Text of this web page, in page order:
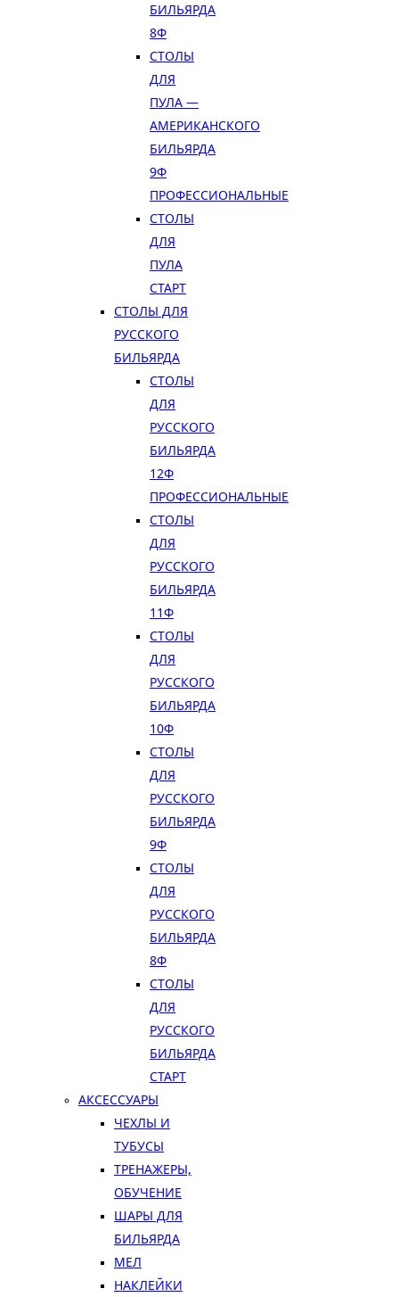
БИЛЬЯРДА
8Ф
СТОЛЫ
ДЛЯ
ПУЛА —
АМЕРИКАНСКОГО
БИЛЬЯРДА
9Ф
ПРОФЕССИОНАЛЬНЫЕ
СТОЛЫ
ДЛЯ
ПУЛА
СТАРТ
СТОЛЫ ДЛЯ
РУССКОГО
БИЛЬЯРДА
СТОЛЫ
ДЛЯ
РУССКОГО
БИЛЬЯРДА
12Ф
ПРОФЕССИОНАЛЬНЫЕ
СТОЛЫ
ДЛЯ
РУССКОГО
БИЛЬЯРДА
11Ф
СТОЛЫ
ДЛЯ
РУССКОГО
БИЛЬЯРДА
10Ф
СТОЛЫ
ДЛЯ
РУССКОГО
БИЛЬЯРДА
9Ф
СТОЛЫ
ДЛЯ
РУССКОГО
БИЛЬЯРДА
8Ф
СТОЛЫ
ДЛЯ
РУССКОГО
БИЛЬЯРДА
СТАРТ
АКСЕССУАРЫ
ЧЕХЛЫ И
ТУБУСЫ
ТРЕНАЖЕРЫ,
ОБУЧЕНИЕ
ШАРЫ ДЛЯ
БИЛЬЯРДА
МЕЛ
НАКЛЕЙКИ